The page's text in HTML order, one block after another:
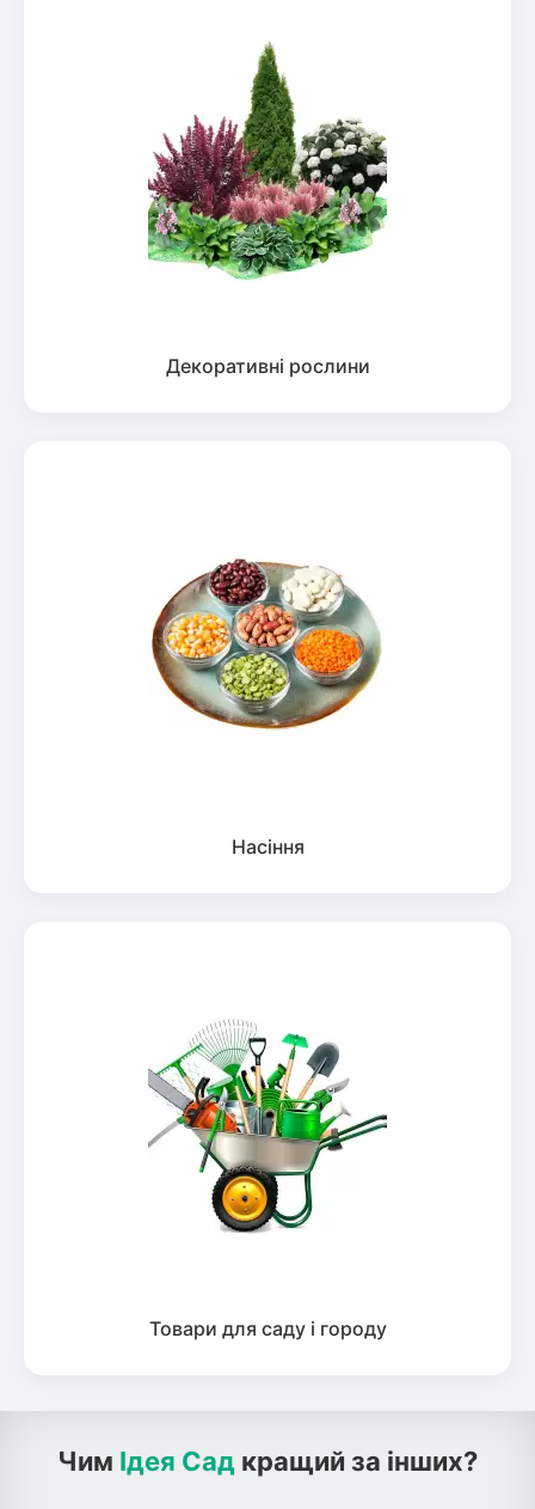
Декоративні рослини
Насіння
Товари для саду і городу
Чим Ідея Сад кращий за інших?